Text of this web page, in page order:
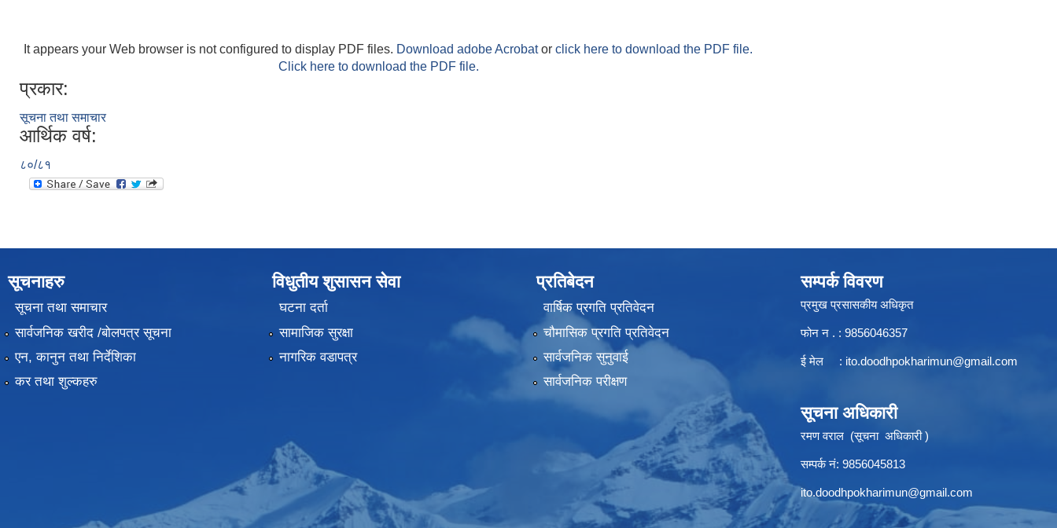
It appears your Web browser is not configured to display PDF files. Download adobe Acrobator click here to download the PDF file.
Click here to download the PDF file.
प्रकार:
सूचना तथा समाचार
आर्थिक वर्ष:
८०/८१
सूचनाहरु
सूचना तथा समाचार
सार्वजनिक खरीद /बोलपत्र सूचना
एन, कानुन तथा निर्देशिका
कर तथा शुल्कहरु
विधुतीय शुसासन सेवा
घटना दर्ता
सामाजिक सुरक्षा
नागरिक वडापत्र
प्रतिबेदन
वार्षिक प्रगति प्रतिवेदन
चौमासिक प्रगति प्रतिवेदन
सार्वजनिक सुनुवाई
सार्वजनिक परीक्षण
सम्पर्क विवरण
प्रमुख प्रसासकीय अधिकृत
फोन न . : 9856046357
ई मेल : ito.doodhpokharimun@gmail.com
सूचना अधिकारी
रमण वराल (सूचना अधिकारी )
सम्पर्क नं: 9856045813
ito.doodhpokharimun@gmail.com